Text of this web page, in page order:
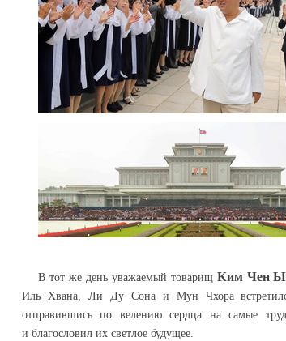
В тот же день уважаемый товарищ Ким Чен
Иль Хвана, Ли Ду Сона и Мун Чхора
отправившись по велению сердца на самые
и благословил их светлое будущее.